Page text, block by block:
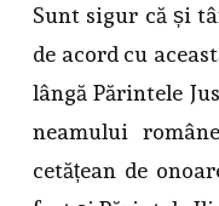
Sunt sigur că și
de acord cu
lângă Părintele
neamului
cetățean de